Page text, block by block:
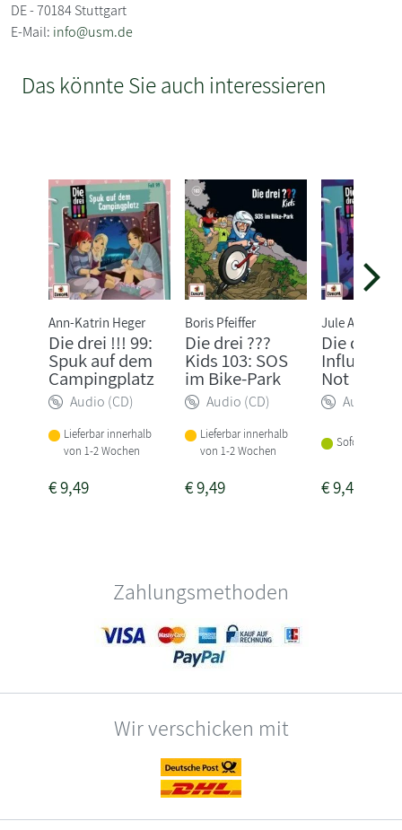
DE - 70184 Stuttgart
E-Mail: info@usm.de
Das könnte Sie auch interessieren
Ann-Katrin Heger
Die drei !!! 99:
Spuk auf dem
Campingplatz
Audio (CD)
Lieferbar innerhalb
von 1-2 Wochen
€9,49
Boris Pfeiffer
Die drei ???
Kids 103: SOS
im Bike-Park
Audio (CD)
Lieferbar innerhalb
von 1-2 Wochen
€9,49
Jule Ambach
Die drei
Not
Audio
Sofort
€9,49
Zahlungsmethoden
Wir verschicken mit